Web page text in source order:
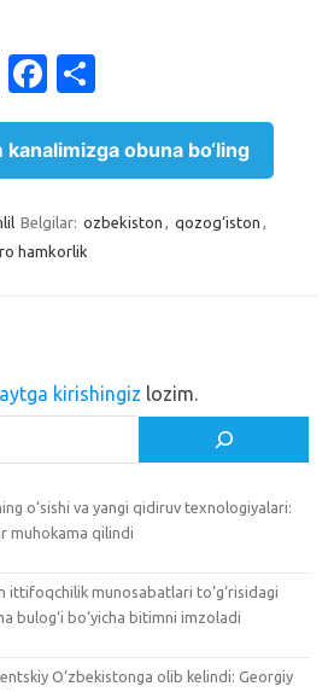
X
Fa
c
e
b
o
o
h
ar
e
obuna bo‘ling
Belgilar: ozbekiston , qozog‘iston ,
hamkorlik
kirishingiz lozim.
o‘sishi va yangi qidiruv texnologiyalari:
muhokama qilindi
ittifoqchilik munosabatlari to‘g‘risidagi
bulog‘i bo‘yicha bitimni imzoladi
O‘zbekistonga olib kelindi: Georgiy